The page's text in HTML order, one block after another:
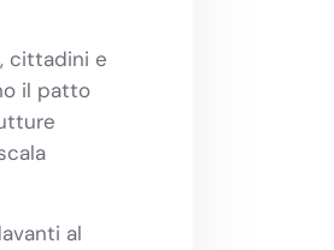
cittadini e
il patto
al